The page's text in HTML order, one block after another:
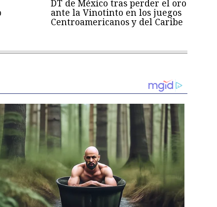
DT de México tras perder el oro
ante la Vinotinto en los juegos
Centroamericanos y del Caribe